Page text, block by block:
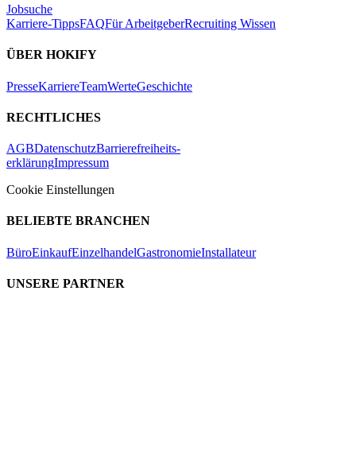
Jobsuche
Karriere-TippsFAQFür ArbeitgeberRecruiting Wissen
ÜBER HOKIFY
PresseKarriereTeamWerteGeschichte
RECHTLICHES
AGBDatenschutzBarrierefreiheits-
erklärungImpressum
Cookie Einstellungen
BELIEBTE BRANCHEN
BüroEinkaufEinzelhandelGastronomieInstallateur
UNSERE PARTNER